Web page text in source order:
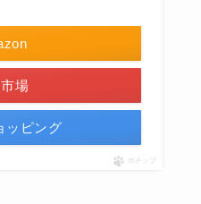
場
ッピング
ポチップ